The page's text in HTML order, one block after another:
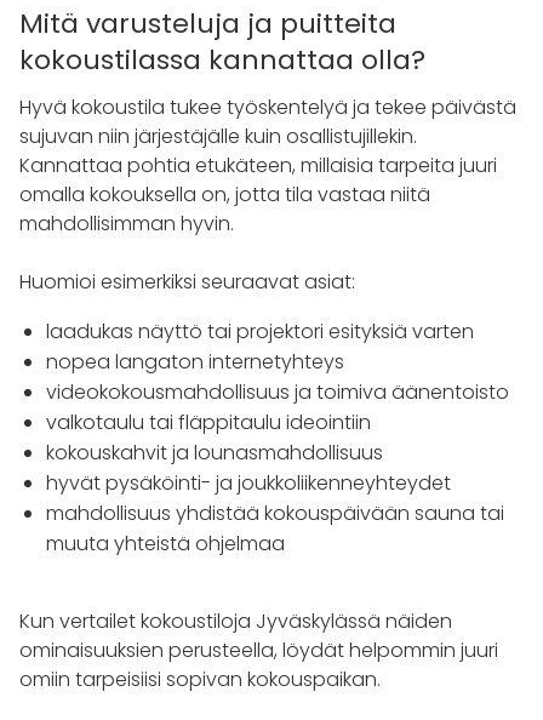
Mitä varusteluja ja puitteita
kokoustilassa kannattaa olla?
Hyvä kokoustila tukee työskentelyä ja tekee päivästä
sujuvan niin järjestäjälle kuin osallistujillekin.
Kannattaa pohtia etukäteen, millaisia tarpeita juuri
omalla kokouksella on, jotta tila vastaa niitä
mahdollisimman hyvin.
Huomioi esimerkiksi seuraavat asiat:
laadukas näyttö tai projektori esityksiä varten
nopea langaton internetyhteys
videokokousmahdollisuus ja toimiva äänentoisto
valkotaulu tai fläppitaulu ideointiin
kokouskahvit ja lounasmahdollisuus
hyvät pysäköinti- ja joukkoliikenneyhteydet
mahdollisuus yhdistää kokouspäivään sauna tai
muuta yhteistä ohjelmaa
Kun vertailet kokoustiloja Jyväskylässä näiden
ominaisuuksien perusteella, löydät helpommin juuri
omiin tarpeisiisi sopivan kokouspaikan.